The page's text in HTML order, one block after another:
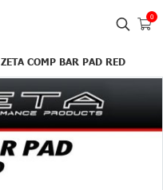
0
ZETA COMP BAR PAD RED